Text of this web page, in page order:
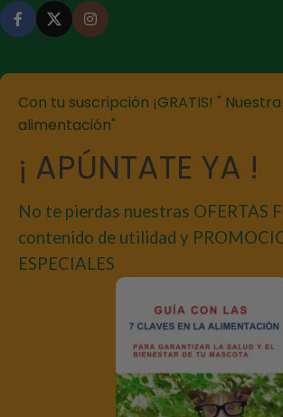
Con tu suscripción ¡GRATIS! "
alimentación"
¡ APÚNTATE YA !
No te pierdas nuestras OFERTAS
contenido de utilidad y
ESPECIALES